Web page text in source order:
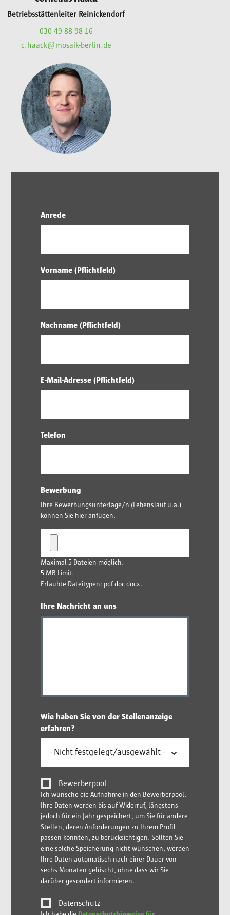
Betriebsstättenleiter Reinickendorf
030 49 88 98 16
c.haack@mosaik-berlin.de
Anrede
Vorname (Pflichtfeld)
Nachname (Pflichtfeld)
E-Mail-Adresse (Pflichtfeld)
Telefon
Bewerbung
Ihre Bewerbungsunterlage/n (Lebenslauf u.a.)
können Sie hier anfügen.
Maximal 5 Dateien möglich.
5 MB Limit.
Erlaubte Dateitypen: pdf doc docx.
Ihre Nachricht an uns
Wie haben Sie von der Stellenanzeige
erfahren?
Bewerberpool
Ich wünsche die Aufnahme in den Bewerberpool.
Ihre Daten werden bis auf Widerruf, längstens
jedoch für ein Jahr gespeichert, um Sie für andere
Stellen, deren Anforderungen zu Ihrem Profil
passen könnten, zu berücksichtigen. Sollten Sie
eine solche Speicherung nicht wünschen, werden
Ihre Daten automatisch nach einer Dauer von
sechs Monaten gelöscht, ohne dass wir Sie
darüber gesondert informieren.
Datenschutz